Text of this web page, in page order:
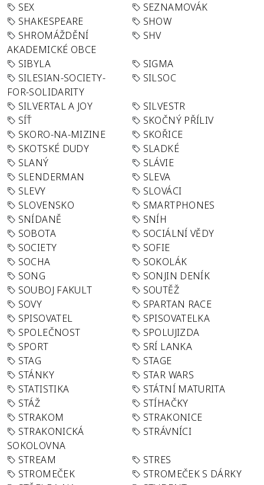
SEX
SEZNAMOVÁK
SHAKESPEARE
SHOW
SHROMÁŽDĚNÍ
AKADEMICKÉ OBCE
SHV
SIBYLA
SIGMA
SILESIAN-SOCIETY-
FOR-SOLIDARITY
SILSOC
SILVERTAL A JOY
SILVESTR
SÍŤ
SKOČNÝ PŘÍLIV
SKORO-NA-MIZINE
SKOŘICE
SKOTSKÉ DUDY
SLADKÉ
SLANÝ
SLÁVIE
SLENDERMAN
SLEVA
SLEVY
SLOVÁCI
SLOVENSKO
SMARTPHONES
SNÍDANĚ
SNÍH
SOBOTA
SOCIÁLNÍ VĚDY
SOCIETY
SOFIE
SOCHA
SOKOLÁK
SONG
SONJIN DENÍK
SOUBOJ FAKULT
SOUTĚŽ
SOVY
SPARTAN RACE
SPISOVATEL
SPISOVATELKA
SPOLEČNOST
SPOLUJIZDA
SPORT
SRÍ LANKA
STAG
STAGE
STÁNKY
STAR WARS
STATISTIKA
STÁTNÍ MATURITA
STÁŽ
STÍHAČKY
STRAKOM
STRAKONICE
STRAKONICKÁ
SOKOLOVNA
STRÁVNÍCI
STREAM
STRES
STROMEČEK
STROMEČEK S DÁRKY